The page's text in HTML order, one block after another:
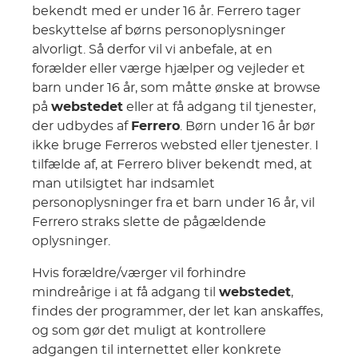
bekendt med er under 16 år. Ferrero tager
beskyttelse af børns personoplysninger
alvorligt. Så derfor vil vi anbefale, at en
forælder eller værge hjælper og vejleder et
barn under 16 år, som måtte ønske at browse
på webstedet eller at få adgang til tjenester,
der udbydes af Ferrero . Børn under 16 år bør
ikke bruge Ferreros websted eller tjenester. I
tilfælde af, at Ferrero bliver bekendt med, at
man utilsigtet har indsamlet
personoplysninger fra et barn under 16 år, vil
Ferrero straks slette de pågældende
oplysninger.
Hvis forældre/værger vil forhindre
mindreårige i at få adgang til webstedet,
findes der programmer, der let kan anskaffes,
og som gør det muligt at kontrollere
adgangen til internettet eller konkrete